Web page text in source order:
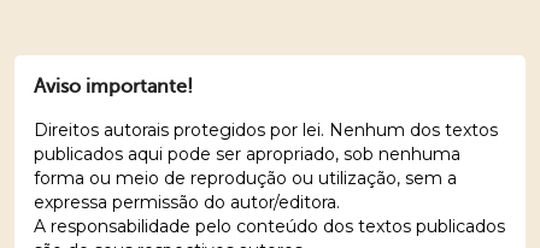
Aviso importante!
Direitos autorais protegidos por lei. Nenhum dos textos
publicados aqui pode ser apropriado, sob nenhuma
forma ou meio de reprodução ou utilização, sem a
expressa permissão do autor/editora.
A responsabilidade pelo conteúdo dos textos publicados